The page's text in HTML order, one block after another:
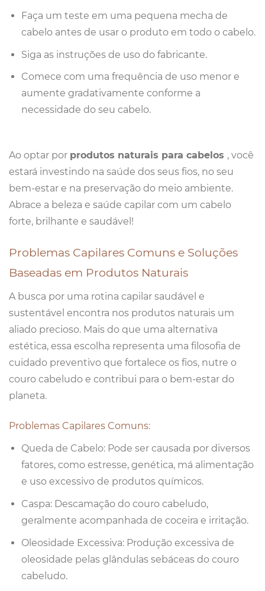
Faça um teste em uma pequena mecha de
cabelo antes de usar o produto em todo o cabelo.
Siga as instruções de uso do fabricante.
Comece com uma frequência de uso menor e
aumente gradativamente conforme a
necessidade do seu cabelo.
Ao optar por produtos naturais para cabelos , você
estará investindo na saúde dos seus fios, no seu
bem-estar e na preservação do meio ambiente.
Abrace a beleza e saúde capilar com um cabelo
forte, brilhante e saudável!
Problemas Capilares Comuns e Soluções
Baseadas em Produtos Naturais
A busca por uma rotina capilar saudável e
sustentável encontra nos produtos naturais um
aliado precioso. Mais do que uma alternativa
estética, essa escolha representa uma filosofia de
cuidado preventivo que fortalece os fios, nutre o
couro cabeludo e contribui para o bem-estar do
planeta.
Problemas Capilares Comuns:
Queda de Cabelo: Pode ser causada por diversos
fatores, como estresse, genética, má alimentação
e uso excessivo de produtos químicos.
Caspa: Descamação do couro cabeludo,
geralmente acompanhada de coceira e irritação.
Oleosidade Excessiva: Produção excessiva de
oleosidade pelas glândulas sebáceas do couro
cabeludo.